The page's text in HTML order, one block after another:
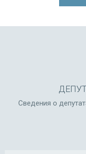
Сведения о